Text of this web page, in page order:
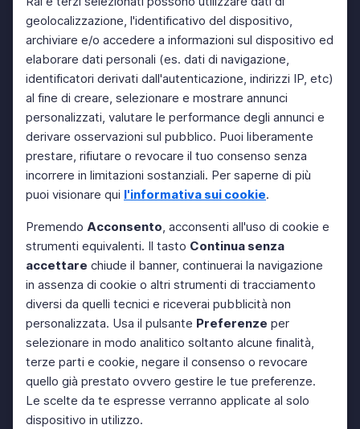
geolocalizzazione, l'identificativo del dispositivo,
archiviare e/o accedere a informazioni sul dispositivo ed
elaborare dati personali (es. dati di navigazione,
identificatori derivati dall'autenticazione, indirizzi IP, etc)
al fine di creare, selezionare e mostrare annunci
personalizzati, valutare le performance degli annunci e
derivare osservazioni sul pubblico. Puoi liberamente
prestare, rifiutare o revocare il tuo consenso senza
incorrere in limitazioni sostanziali. Per saperne di più
puoi visionare qui l'informativa sui cookie.
Premendo Acconsento, acconsenti all'uso di cookie e
strumenti equivalenti. Il tasto Continua senza
accettare chiude il banner, continuerai la navigazione
in assenza di cookie o altri strumenti di tracciamento
diversi da quelli tecnici e riceverai pubblicità non
personalizzata. Usa il pulsante Preferenze per
selezionare in modo analitico soltanto alcune finalità,
terze parti e cookie, negare il consenso o revocare
quello già prestato ovvero gestire le tue preferenze.
Le scelte da te espresse verranno applicate al solo
dispositivo in utilizzo.